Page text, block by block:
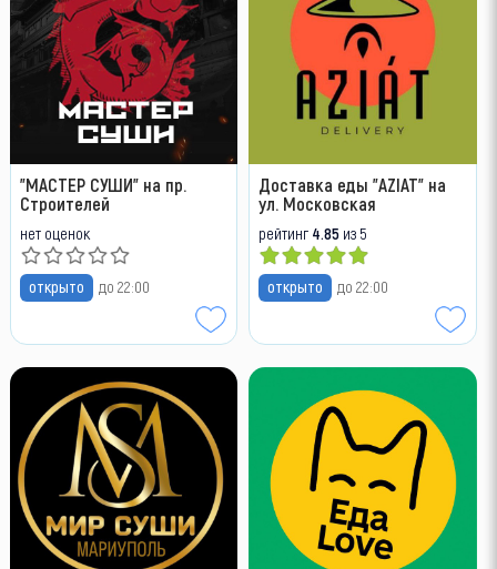
"МАСТЕР СУШИ" на пр.
Строителей
нет оценок
открыто до 22:00
Доставка еды "AZIAT" на
ул. Московская
рейтинг 4.85 из 5
открыто до 22:00